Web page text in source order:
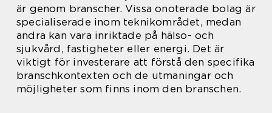
är genom branscher. Vissa onoterade bolag är
specialiserade inom teknikområdet, medan
andra kan vara inriktade på hälso- och
sjukvård, fastigheter eller energi. Det är
viktigt för investerare att förstå den specifika
branschkontexten och de utmaningar och
möjligheter som finns inom den branschen.